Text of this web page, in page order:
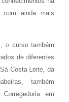
ainda mais
o curso também
de diferentes
Costa Leite, da
também
em